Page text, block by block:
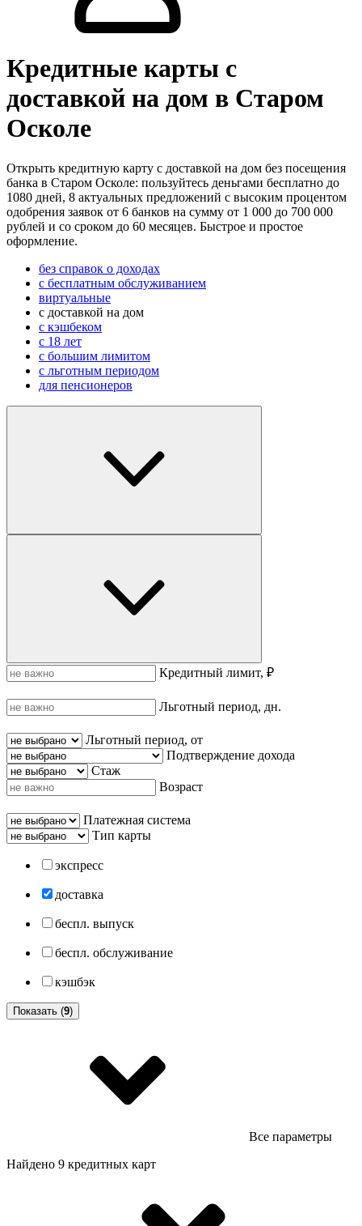
Кредитные карты с
доставкой на дом в Старом
Осколе
Открыть кредитную карту с доставкой на дом без посещения
банка в Старом Осколе: пользуйтесь деньгами бесплатно до
1080 дней, 8 актуальных предложений с высоким процентом
одобрения заявок от 6 банков на сумму от 1 000 до 700 000
рублей и со сроком до 60 месяцев. Быстрое и простое
оформление.
без справок о доходах
с бесплатным обслуживанием
виртуальные
с доставкой на дом
с кэшбеком
с 18 лет
с большим лимитом
с льготным периодом
для пенсионеров
Кредитный лимит, ₽
Льготный период, дн.
Льготный период, от
Подтверждение дохода
Стаж
Возраст
Платежная система
Тип карты
экспресс
доставка
беспл. выпуск
беспл. обслуживание
кэшбэк
Показать (9)
Все параметры
Найдено 9 кредитных карт